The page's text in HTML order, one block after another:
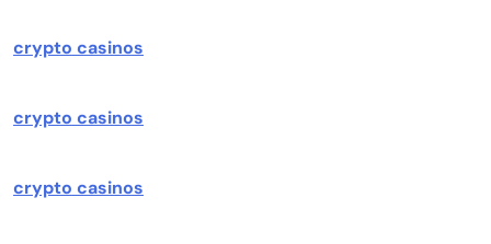
crypto casinos
crypto casinos
crypto casinos